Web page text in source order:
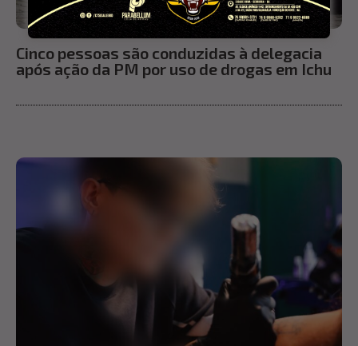
Cinco pessoas são conduzidas à delegacia
após ação da PM por uso de drogas em Ichu